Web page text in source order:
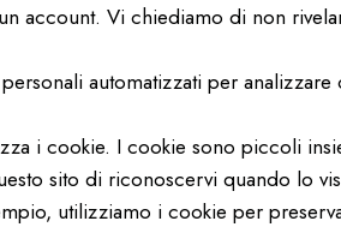
account. Vi chiediamo di non
automatizzati per
i cookie. I cookie sono piccoli
sito di riconoscervi quando lo
utilizziamo i cookie per